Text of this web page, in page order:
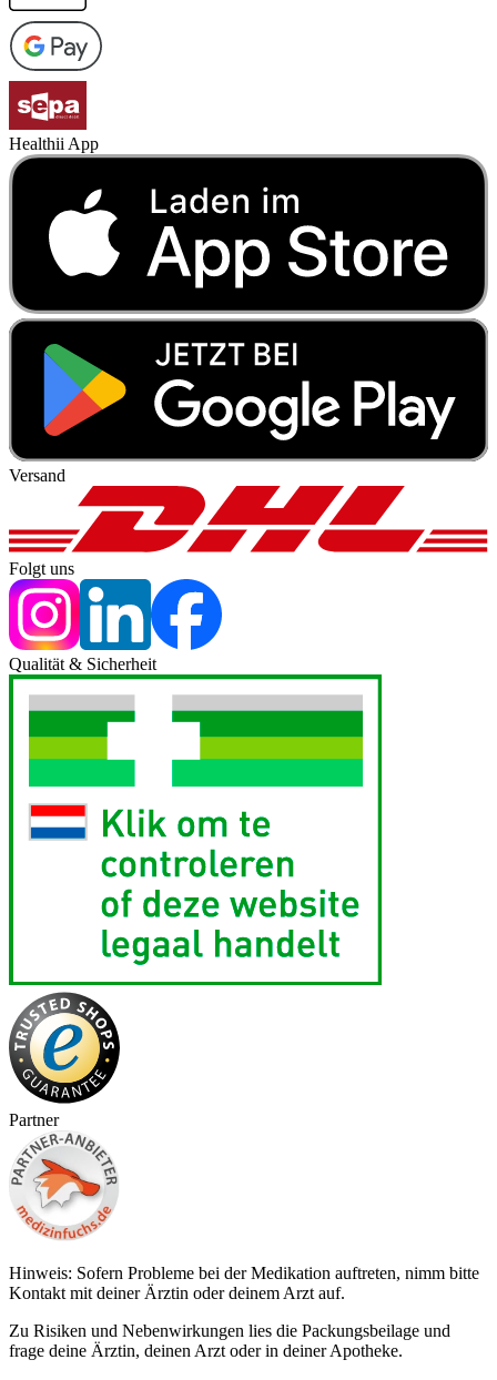
Healthii App
Versand
Folgt uns
Qualität & Sicherheit
Partner
Hinweis: Sofern Probleme bei der Medikation auftreten, nimm bitte
Kontakt mit deiner Ärztin oder deinem Arzt auf.
Zu Risiken und Nebenwirkungen lies die Packungsbeilage und
frage deine Ärztin, deinen Arzt oder in deiner Apotheke.